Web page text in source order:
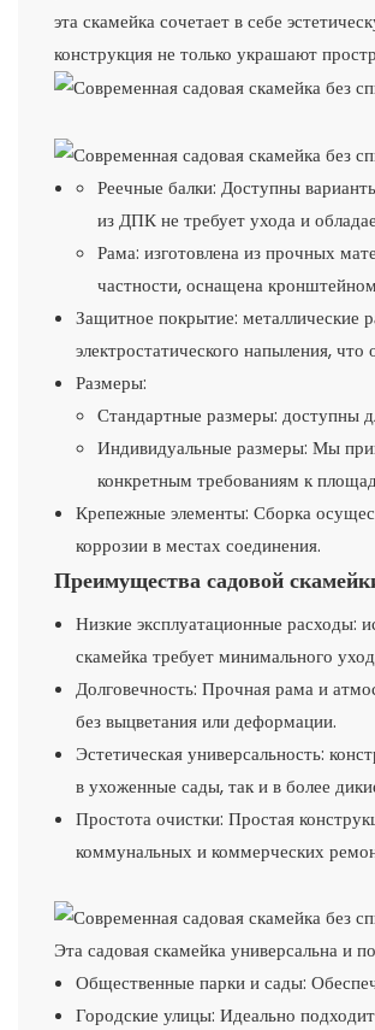
эта скамейка сочетает в себе
конструкция не только украшают
Реечные балки: Доступны
из ДПК не требует ухода и
Рама: изготовлена ​​из прочных
частности, оснащена
Защитное покрытие:
электростатического напыления,
Размеры:
Стандартные размеры:
Индивидуальные размеры: Мы
конкретным требованиям к
Крепежные элементы: Сборка
коррозии в местах соединения.
Преимущества садовой
Низкие эксплуатационные расходы:
скамейка требует минимального
Долговечность: Прочная рама и
без выцветания или деформации.
Эстетическая универсальность:
в ухоженные сады, так и в более
Простота очистки: Простая
коммунальных и коммерческих
Эта садовая скамейка универсальна и
Общественные парки и сады:
Городские улицы: Идеально